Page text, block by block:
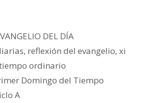
DEL DÍA
, reflexión del evangelio,xi
ordinario
Domingo del Tiempo
A